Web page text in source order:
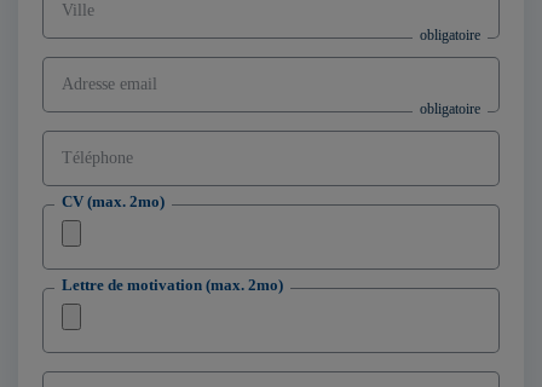
Ville
Adresse email
Téléphone
CV (max. 2mo)
Lettre de motivation (max. 2mo)